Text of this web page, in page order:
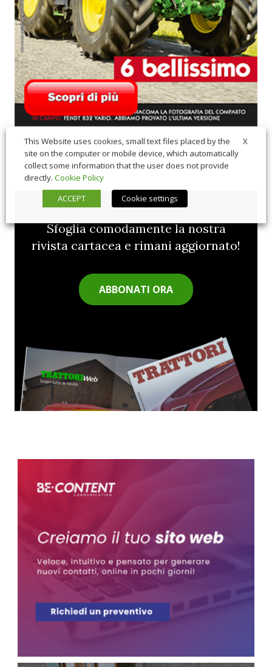
Sfoglia comodamente la nostra
rivista cartacea e rimani aggiornato!
ABBONATI ORA
X
This Website uses cookies, small text files placed by the
site on the computer or mobile device, which automatically
collect some information that the user does not provide
directly. Cookie Policy
ACCEPT
Cookie settings